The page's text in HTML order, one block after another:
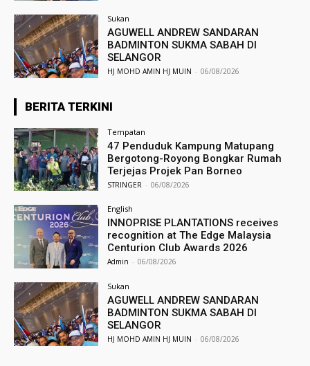
Sukan
AGUWELL ANDREW SANDARAN
BADMINTON SUKMA SABAH DI
SELANGOR
HJ MOHD AMIN HJ MUIN - 06/08/2026
BERITA TERKINI
Tempatan
47 Penduduk Kampung Matupang
Bergotong-Royong Bongkar Rumah
Terjejas Projek Pan Borneo
STRINGER - 06/08/2026
English
INNOPRISE PLANTATIONS receives
recognition at The Edge Malaysia
Centurion Club Awards 2026
Admin - 06/08/2026
Sukan
AGUWELL ANDREW SANDARAN
BADMINTON SUKMA SABAH DI
SELANGOR
HJ MOHD AMIN HJ MUIN - 06/08/2026